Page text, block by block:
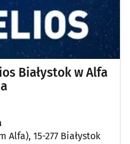
Białystok w Alfa
Alfa), 15-277 Białystok